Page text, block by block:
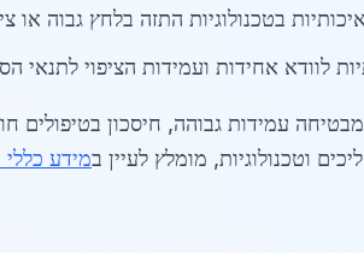
בטכנולוגיות התזה בלחץ גבוה
לוודא אחידות ועמידות הציפוי לתנאי
עמידות גבוהה, חיסכון בטיפולים
וטכנולוגיות, מומלץ לעיין במידע